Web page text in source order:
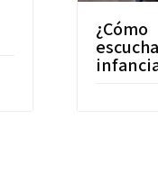
¿Cómo